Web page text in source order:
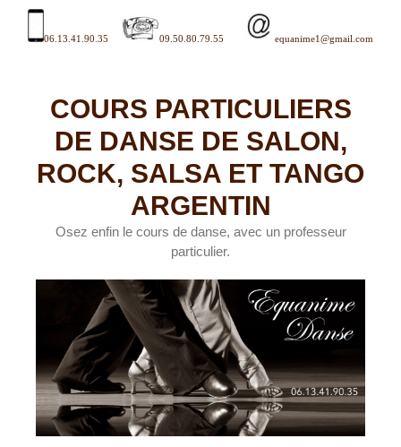
contenu 06.13.41.90.35 09.50.80.79.55 equanime1@gmail.com
COURS PARTICULIERS
DE DANSE DE SALON,
ROCK, SALSA ET TANGO
ARGENTIN
Osez enfin le cours de danse, avec un professeur
particulier.